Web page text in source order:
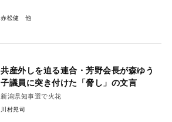
赤松健
共産外しを迫る連合・芳野会長が森ゆう
子議員に突き付けた「脅し」の文言
新潟県知事選で火花
川村晃司